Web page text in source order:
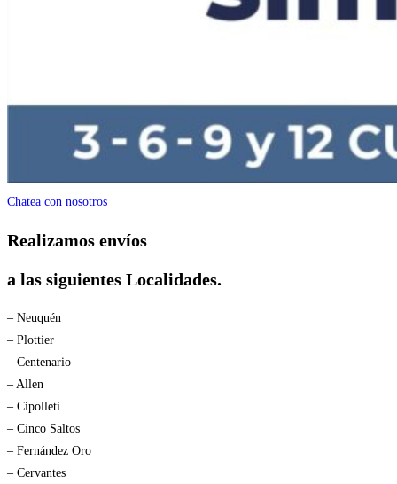
Chatea con nosotros
Realizamos envíos
a las siguientes Localidades.
– Neuquén
– Plottier
– Centenario
– Allen
– Cipolleti
– Cinco Saltos
– Fernández Oro
– Cervantes